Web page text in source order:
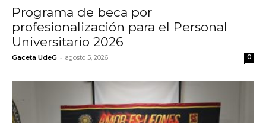
Programa de beca por
profesionalización para el Personal
Universitario 2026
Gaceta UdeG - agosto 5, 2026 0